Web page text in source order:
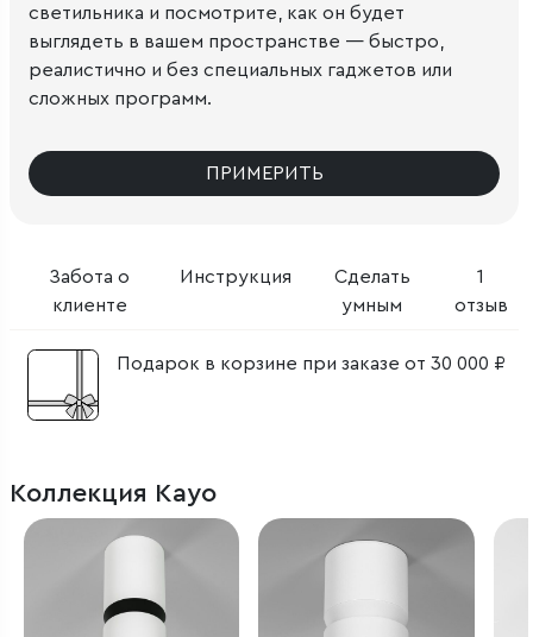
Забота о
клиенте
Инструкция
Сделать
умным
1
отзыв
Подарок в корзине при заказе от 30 000 ₽
светильника и посмотрите, как он будет
выглядеть в вашем пространстве — быстро,
реалистично и без специальных гаджетов или
сложных программ.
ПРИМЕРИТЬ
Коллекция Kayo